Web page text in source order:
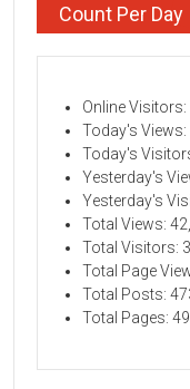
Count Per Day
Online Visitors:
Today's Views:
Today's
Yesterday's
Yesterday's
Total Views:
Total Visitors:
Total Page
Total Posts:
Total Pages: 49